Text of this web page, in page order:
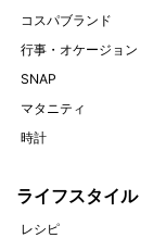
コスパブランド
行事・オケージョン
SNAP
マタニティ
時計
ライフスタイル
レシピ